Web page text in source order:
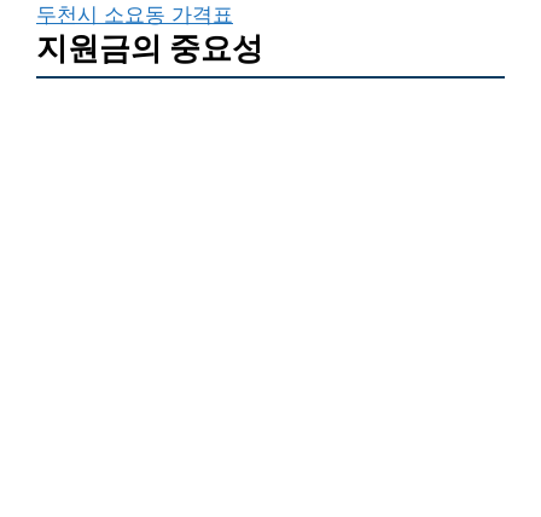
두천시 소요동 가격표
지원금의 중요성